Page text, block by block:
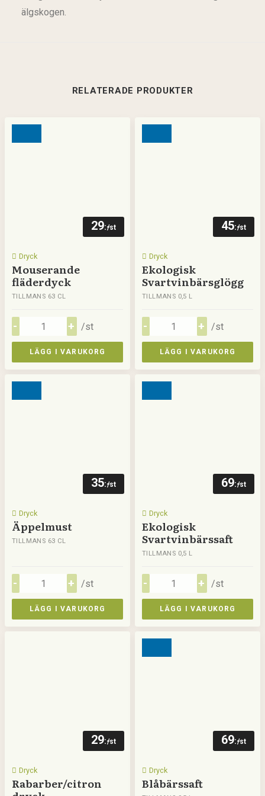
älgskogen.
RELATERADE PRODUKTER
29:-/st
Dryck
Mouserande
fläderdyck
TILLMANS 63 CL
/st
LÄGG I VARUKORG
45:-/st
Dryck
Ekologisk
Svartvinbärsglögg
TILLMANS 0,5 L
/st
LÄGG I VARUKORG
35:-/st
Dryck
Äppelmust
TILLMANS 63 CL
/st
LÄGG I VARUKORG
69:-/st
Dryck
Ekologisk
Svartvinbärssaft
TILLMANS 0,5 L
/st
LÄGG I VARUKORG
29:-/st
Dryck
Rabarber/citron
69:-/st
Dryck
Blåbärssaft